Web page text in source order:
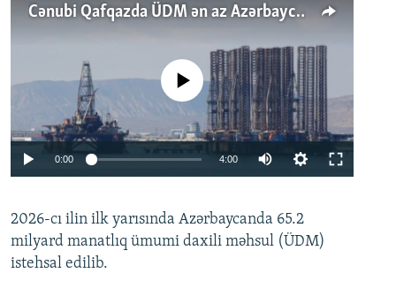
Cənubi Qafqazda ÜDM ən az Azərbaycanda artır: Qonşuları niyə Bakını qabaqlaya bilir?
Auto 240p 360p 480p
No media source currently available
0:00 4:00
360p
480p
2026-cı ilin ilk yarısında Azərbaycanda 65.2
milyard manatlıq ümumi daxili məhsul (ÜDM)
istehsal edilib.